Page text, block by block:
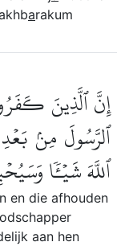
arakum
إِنَّ ٱلَّذِينَ
ٱلرَّسُولَ مِنۢ
ٱللَّهَ شَيۡـٔٗا
en die afhouden
aan hen